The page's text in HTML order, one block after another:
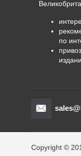
по
Copyright ©